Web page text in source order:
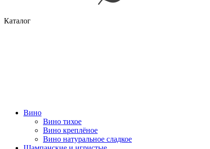
Каталог
Вино
Вино тихое
Вино креплёное
Вино натуральное сладкое